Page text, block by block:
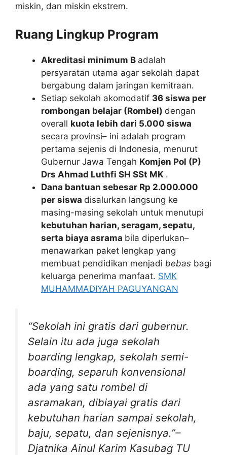
miskin, dan miskin ekstrem.
Ruang Lingkup Program
Akreditasi minimum B adalah
persyaratan utama agar sekolah dapat
bergabung dalam jaringan kemitraan.
Setiap sekolah akomodatif 36 siswa per
rombongan belajar (Rombel) dengan
overall kuota lebih dari 5.000 siswa
secara provinsi– ini adalah program
pertama sejenis di Indonesia, menurut
Gubernur Jawa Tengah Komjen Pol (P)
Drs Ahmad Luthfi SH SSt MK .
Dana bantuan sebesar Rp 2.000.000
per siswa disalurkan langsung ke
masing-masing sekolah untuk menutupi
kebutuhan harian, seragam, sepatu,
serta biaya asrama bila diperlukan–
menawarkan paket lengkap yang
membuat pendidikan menjadi bebas bagi
keluarga penerima manfaat. SMK
MUHAMMADIYAH PAGUYANGAN
“Sekolah ini gratis dari gubernur.
Selain itu ada juga sekolah
boarding lengkap, sekolah semi-
boarding, separuh konvensional
ada yang satu rombel di
asramakan, dibiayai gratis dari
kebutuhan harian sampai sekolah,
baju, sepatu, dan sejenisnya.”–
Djatnika Ainul Karim Kasubag TU